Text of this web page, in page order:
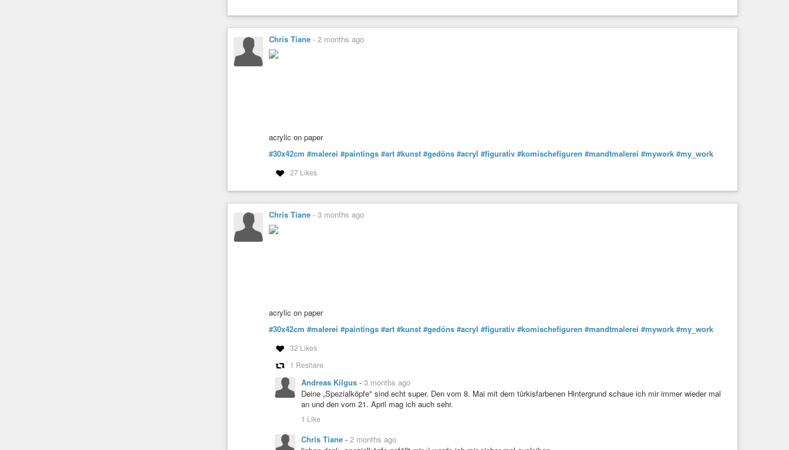
Chris Tiane - 2 months ago
acrylic on paper
#30x42cm #malerei #paintings #art #kunst #gedöns #acryl #figurativ #komischefiguren #mandtmalerei #mywork #my_work
27 Likes
Chris Tiane - 3 months ago
acrylic on paper
#30x42cm #malerei #paintings #art #kunst #gedöns #acryl #figurativ #komischefiguren #mandtmalerei #mywork #my_work
32 Likes
1 Reshare
Andreas Kilgus - 3 months ago
Deine „Spezialköpfe" sind echt super. Den vom 8. Mai mit dem türkisfarbenen Hintergrund schaue ich mir immer wieder mal
an und den vom 21. April mag ich auch sehr.
1 Like
Chris Tiane - 2 months ago